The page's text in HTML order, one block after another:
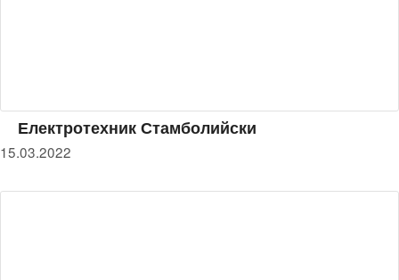
Електротехник Стамболийски
15.03.2022